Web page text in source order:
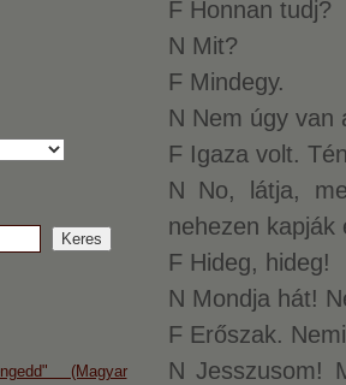
F Honnan tudj?
N Mit?
F Mindegy.
N Nem úgy van
F Igaza volt.
N No, látja,
nehezen kapják
F Hideg, hideg!
N Mondja hát!
F Erőszak.
N Jesszusom!
(Magyar